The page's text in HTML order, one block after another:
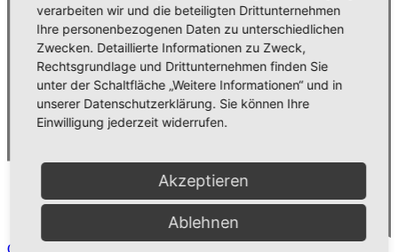
Comment
verarbeiten wir und die beteiligten Drittunternehmen
Ihre personenbezogenen Daten zu unterschiedlichen
Zwecken. Detaillierte Informationen zu Zweck,
Rechtsgrundlage und Drittunternehmen finden Sie
unter der Schaltfläche „Weitere Informationen“ und in
unserer Datenschutzerklärung. Sie können Ihre
Einwilligung jederzeit widerrufen.
Akzeptieren
Ablehnen